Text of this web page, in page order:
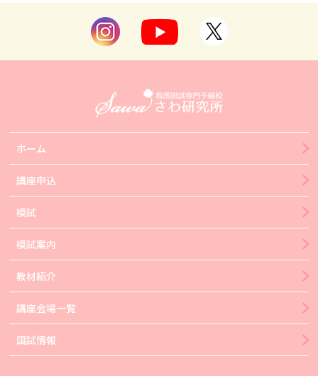
ホーム
講座申込
模試
模試案内
教材紹介
講座会場一覧
国試情報